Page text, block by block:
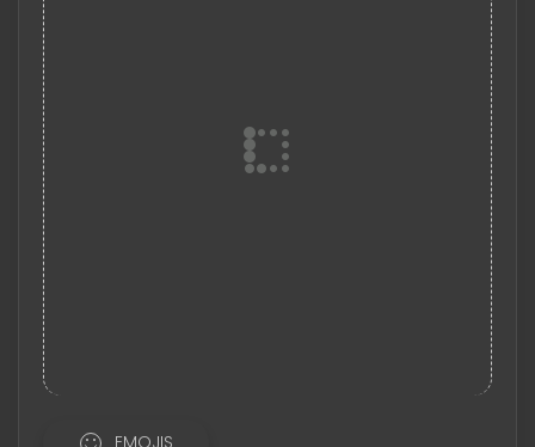
EMOJIS